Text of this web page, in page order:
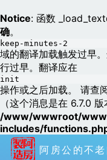
Notice: 函数
确。
keep-minutes-2
域的翻译加载触发过早
行过早。翻译应在
init
操作或之后加载。 请查
（这个消息是在 6.7.0
/www/wwwroot/
includes/
阿房公的不老